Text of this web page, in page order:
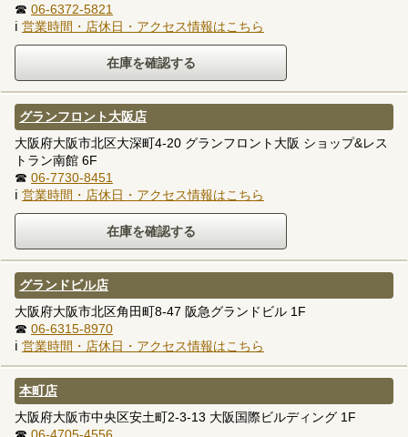
☎ 06-6372-5821
ℹ 営業時間・店休日・アクセス情報はこちら
グランフロント大阪店
大阪府大阪市北区大深町4-20 グランフロント大阪 ショップ&レス
トラン南館 6F
☎ 06-7730-8451
ℹ 営業時間・店休日・アクセス情報はこちら
グランドビル店
大阪府大阪市北区角田町8-47 阪急グランドビル 1F
☎ 06-6315-8970
ℹ 営業時間・店休日・アクセス情報はこちら
本町店
大阪府大阪市中央区安土町2-3-13 大阪国際ビルディング 1F
☎ 06-4705-4556